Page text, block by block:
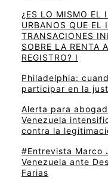
¿ES LO MISMO EL
URBANOS QUE EL
TRANSACIONES
SOBRE LA RENTA
REGISTRO? I
Philadelphia:
participar en la
Alerta para
Venezuela
contra la
#Entrevista Marco
Venezuela ante
Farias